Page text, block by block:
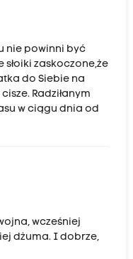
nie powinni być
słoiki zaskoczone,że
do Siebie na
Radziłanym
w ciągu dnia od
wcześniej
dżuma. I dobrze,